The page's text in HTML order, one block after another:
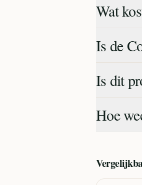
Wat
Is de
Is dit
Hoe